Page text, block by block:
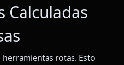
Calculadas
herramientas rotas. Esto